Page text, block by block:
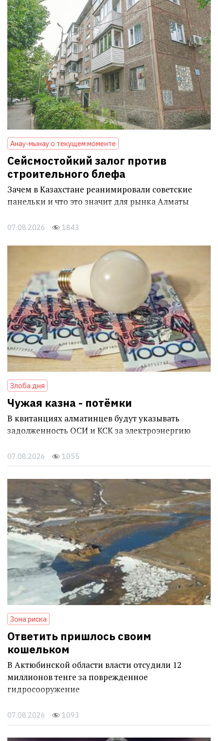
Анау-мынау о текущем моменте
Сейсмостойкий залог против
строительного блефа
Зачем в Казахстане реанимировали советские
панельки и что это значит для рынка Алматы
07.08.2026 1843
Злоба дня
Чужая казна - потёмки
В квитанциях алматинцев будут указывать
задолженность ОСИ и КСК за электроэнергию
07.08.2026 1055
Зона риска
Ответить пришлось своим
кошельком
В Актюбинской области власти отсудили 12
миллионов тенге за поврежденное
гидросооружение
07.08.2026 1093